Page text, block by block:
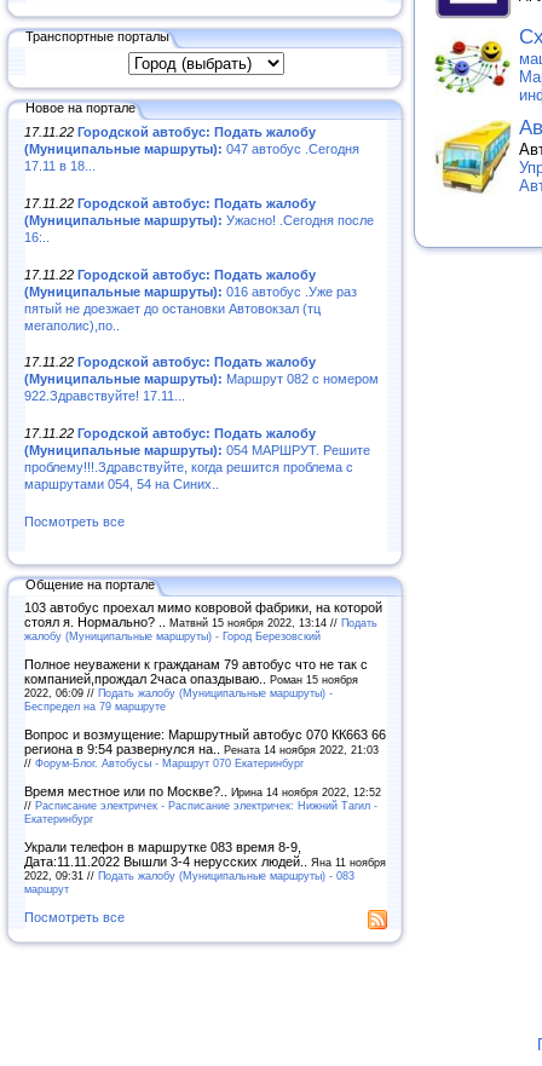
Транспортные порталы
Новое на портале
17.11.22 Городской автобус: Подать жалобу
(Муниципальные маршруты): 047 автобус .Сегодня
17.11 в 18...
17.11.22 Городской автобус: Подать жалобу
(Муниципальные маршруты): Ужасно! .Сегодня после
16:..
17.11.22 Городской автобус: Подать жалобу
(Муниципальные маршруты): 016 автобус .Уже раз
пятый не доезжает до остановки Автовокзал (тц
мегаполис),по..
17.11.22 Городской автобус: Подать жалобу
(Муниципальные маршруты): Маршрут 082 с номером
922.Здравствуйте! 17.11...
17.11.22 Городской автобус: Подать жалобу
(Муниципальные маршруты): 054 МАРШРУТ. Решите
проблему!!!.Здравствуйте, когда решится проблема с
маршрутами 054, 54 на Синих..
Посмотреть все
Общение на портале
103 автобус проехал мимо ковровой фабрики, на которой
стоял я. Нормально? .. Матвнй 15 ноября 2022, 13:14 // Подать
жалобу (Муниципальные маршруты) - Город Березовский
Полное неуважени к гражданам 79 автобус что не так с
компанией,прождал 2часа опаздываю.. Роман 15 ноября
2022, 06:09 // Подать жалобу (Муниципальные маршруты) -
Беспредел на 79 маршруте
Вопрос и возмущение: Маршрутный автобус 070 КК663 66
региона в 9:54 развернулся на.. Рената 14 ноября 2022, 21:03
// Форум-Блог. Автобусы - Маршрут 070 Екатеринбург
Время местное или по Москве?.. Ирина 14 ноября 2022, 12:52
// Расписание электричек - Расписание электричек: Нижний Тагил -
Екатеринбург
Украли телефон в маршрутке 083 время 8-9,
Дата:11.11.2022 Вышли 3-4 нерусских людей.. Яна 11 ноября
2022, 09:31 // Подать жалобу (Муниципальные маршруты) - 083
маршрут
Посмотреть все